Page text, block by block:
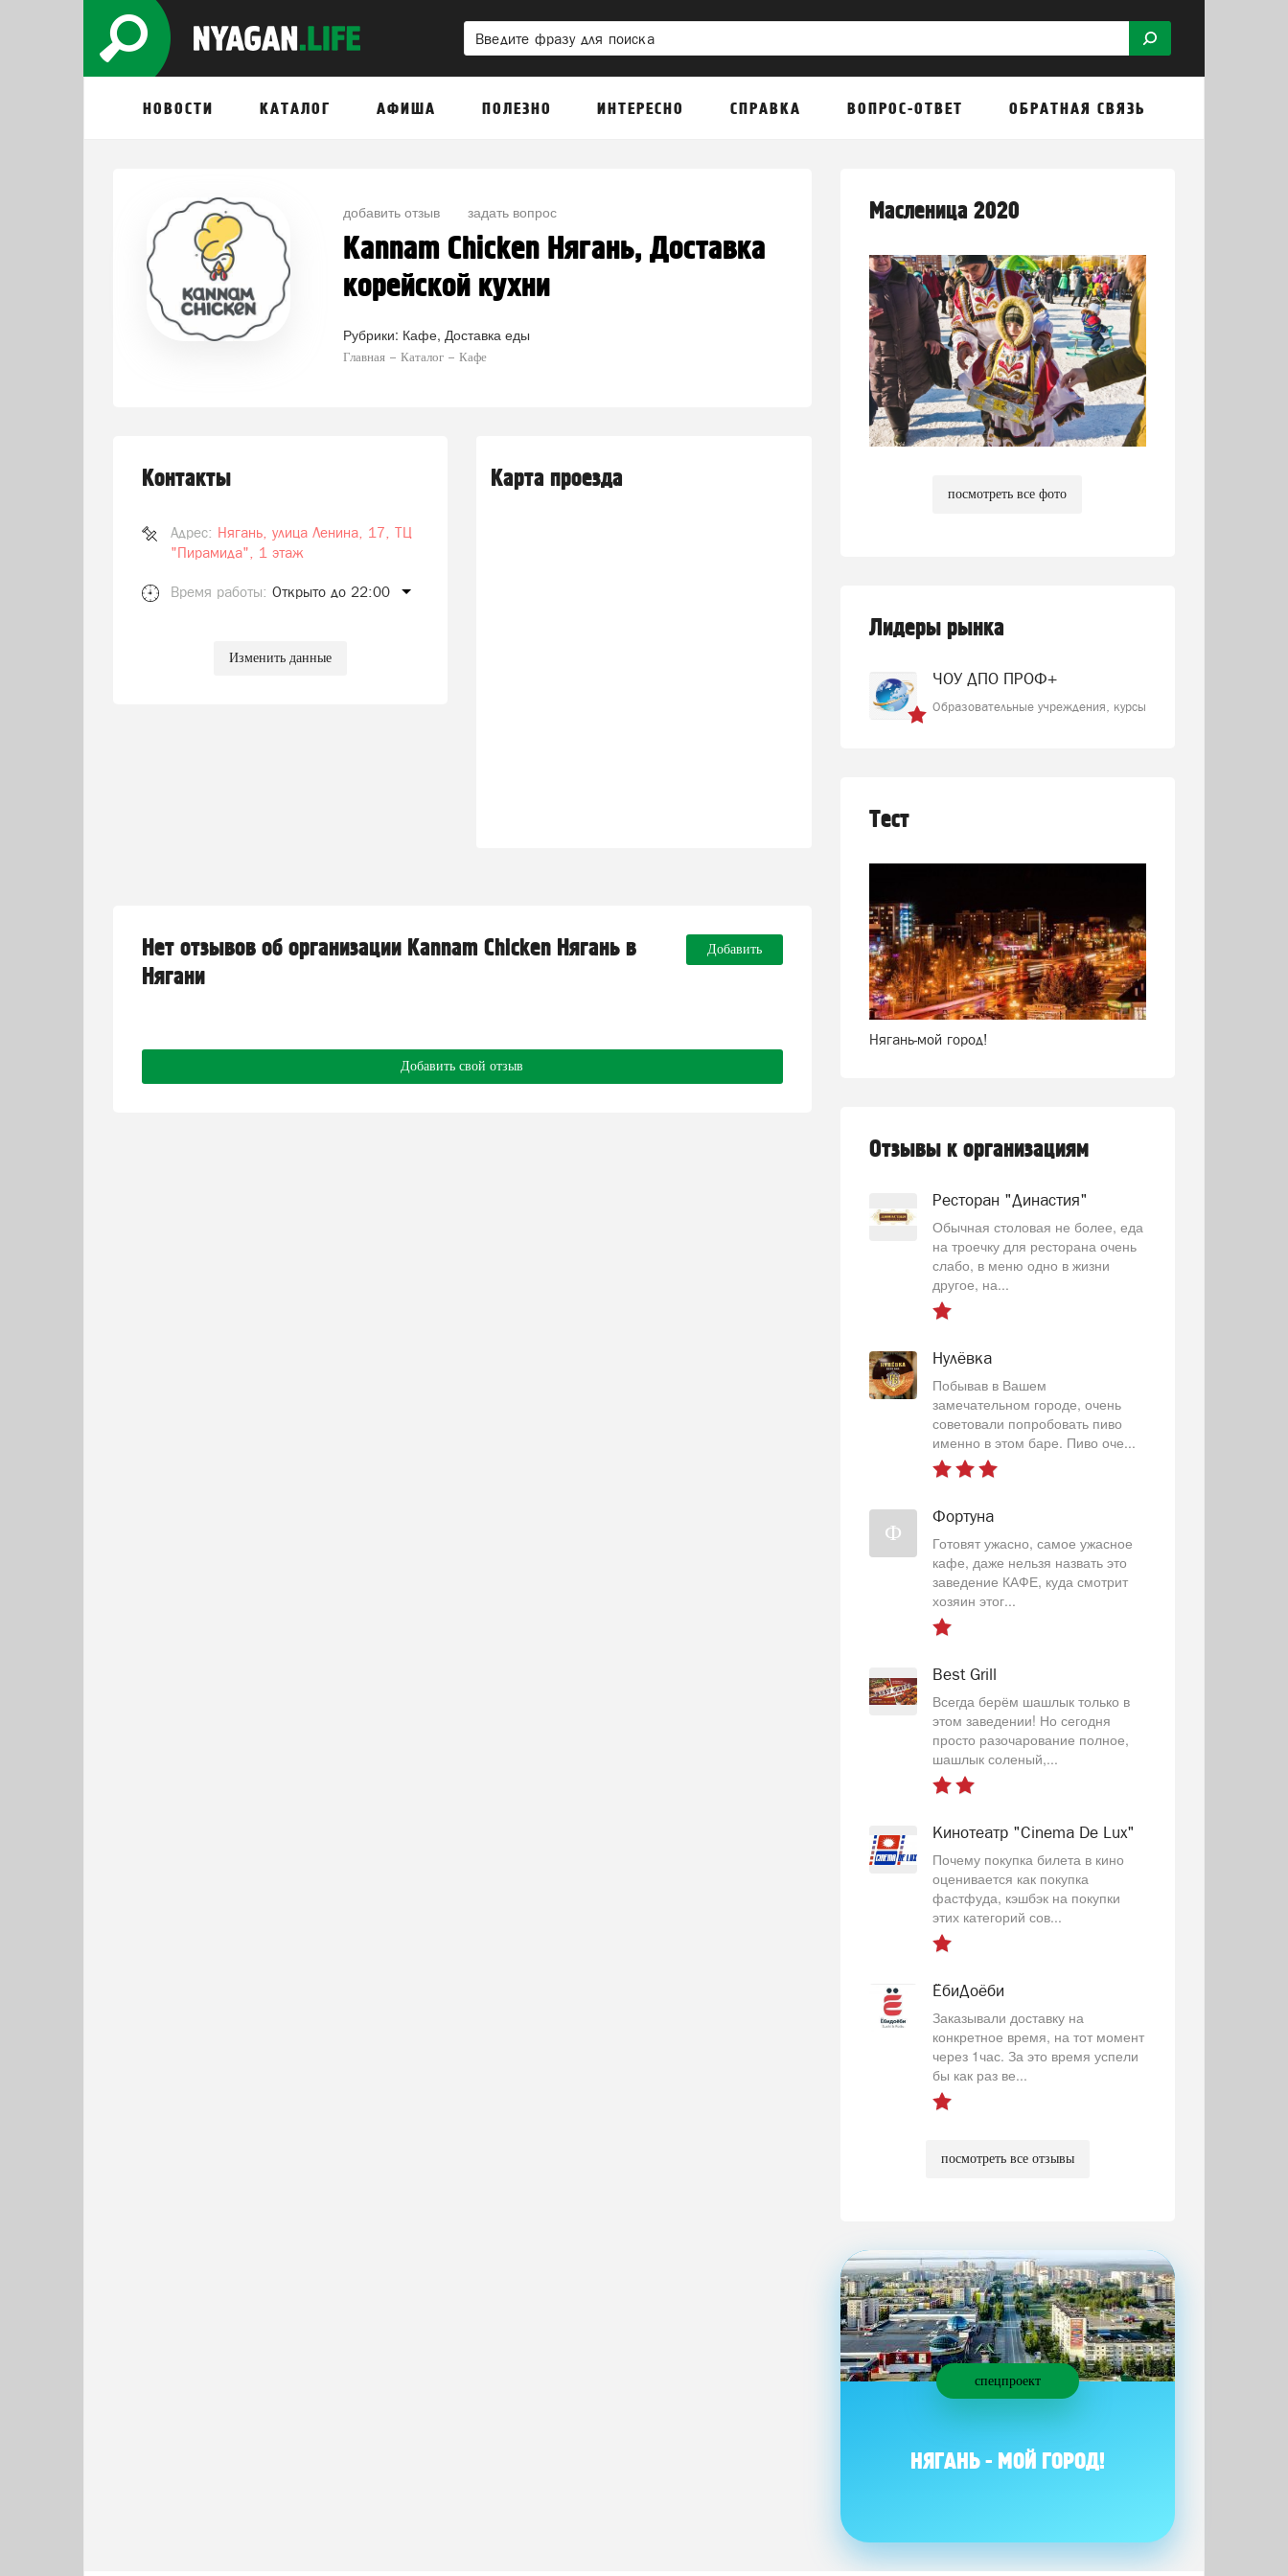
НОВОСТИ КАТАЛОГ АФИША ПОЛЕЗНО ИНТЕРЕСНО СПРАВКА ВОПРОС-ОТВЕТ ОБРАТНАЯ СВЯЗЬ
добавить отзыв задать вопрос
Kannam Chicken Нягань, Доставка
корейской кухни
Рубрики: Кафе Доставка еды
Главная Каталог Кафе
Контакты
Адрес: Нягань, улица Ленина, 17, ТЦ
"Пирамида", 1 этаж
Время работы: Открыто до 22:00
Изменить данные
Карта проезда
Нет отзывов об организации Kannam Chicken Нягань в
Нягани
Добавить
Добавить свой отзыв
Масленица 2020
посмотреть все фото
Лидеры рынка
ЧОУ ДПО ПРОФ+
Образовательные учреждения, курсы
Тест
Нягань-мой город!
Отзывы к организациям
Ресторан "Династия"
Обычная столовая не более, еда
на троечку для ресторана очень
слабо, в меню одно в жизни
другое, на...
Нулёвка
Побывав в Вашем
замечательном городе, очень
советовали попробовать пиво
именно в этом баре. Пиво оче...
Ф
Фортуна
Готовят ужасно, самое ужасное
кафе, даже нельзя назвать это
заведение КАФЕ, куда смотрит
хозяин этог...
Best Grill
Всегда берём шашлык только в
этом заведении! Но сегодня
просто разочарование полное,
шашлык соленый,...
Кинотеатр "Cinema De Lux"
Почему покупка билета в кино
оценивается как покупка
фастфуда, кэшбэк на покупки
этих категорий сов...
ЁбиДоёби
Заказывали доставку на
конкретное время, на тот момент
через 1час. За это время успели
бы как раз ве...
посмотреть все отзывы
спецпроект
НЯГАНЬ - МОЙ ГОРОД!